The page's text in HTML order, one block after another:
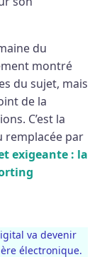
du
montré
du sujet, mais
de la
C’est la
remplacée par
exigeante : la
va devenir
électronique.